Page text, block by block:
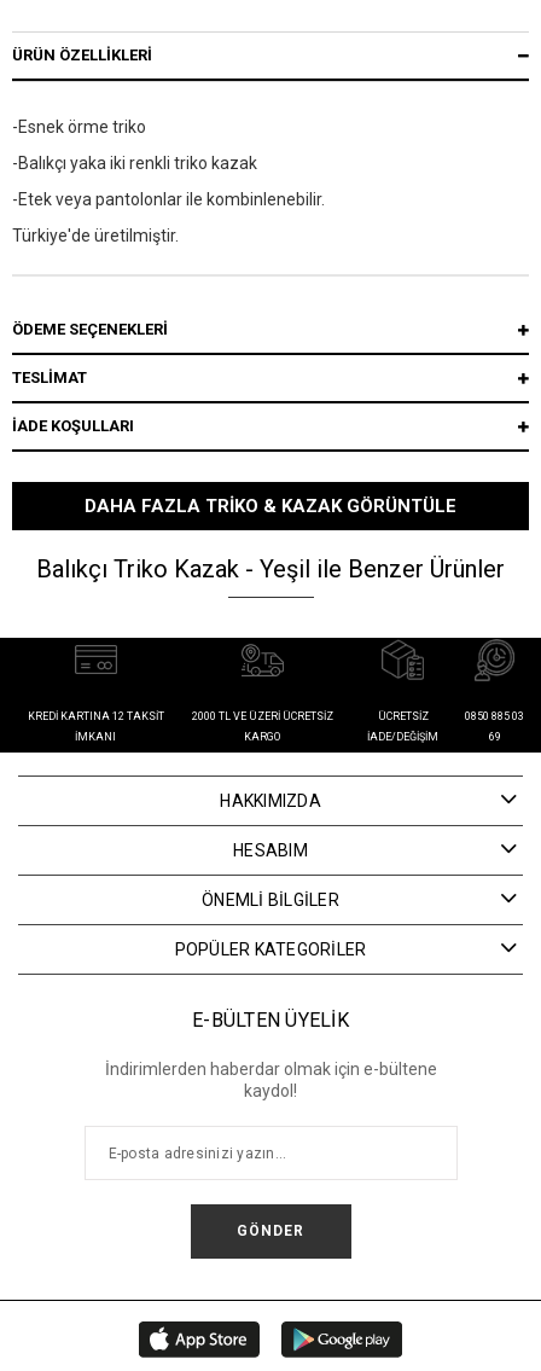
ÜRÜN ÖZELLIKLERI
-Esnek örme triko
-Balıkçı yaka iki renkli triko kazak
-Etek veya pantolonlar ile kombinlenebilir.
Türkiye'de üretilmiştir.
ÖDEME SEÇENEKLERI
TESLİMAT
İADE KOŞULLARI
DAHA FAZLA TRIKO & KAZAK GÖRÜNTÜLE
Balıkçı Triko Kazak - Yeşil ile Benzer Ürünler
KREDI KARTINA 12 TAKSIT
İMKANI
2000 TL VE ÜZERI ÜCRETSIZ
KARGO
ÜCRETSIZ
İADE/DEĞIŞIM
0850 885 03
69
HAKKIMIZDA
HESABIM
ÖNEMLİ BİLGİLER
POPÜLER KATEGORİLER
E-BÜLTEN ÜYELİK
İndirimlerden haberdar olmak için e-bültene
kaydol!
GÖNDER